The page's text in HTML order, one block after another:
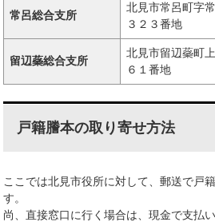
常呂総合支所
北見市常呂町字
３２３番地
留辺蘂総合支所
北見市留辺蘂町
６１番地
戸籍謄本の取り寄せ方法
ここでは北見市役所に対して、郵送で戸
す。
尚、直接窓口に行く場合は、現金で支払